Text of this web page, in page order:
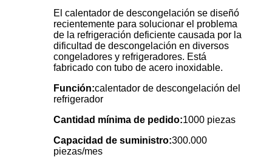
El calentador de descongelación se diseñó
recientemente para solucionar el problema
de la refrigeración deficiente causada por la
dificultad de descongelación en diversos
congeladores y refrigeradores. Está
fabricado con tubo de acero inoxidable.
Función:calentador de descongelación del
refrigerador
Cantidad mínima de pedido:1000 piezas
Capacidad de suministro:300.000
piezas/mes